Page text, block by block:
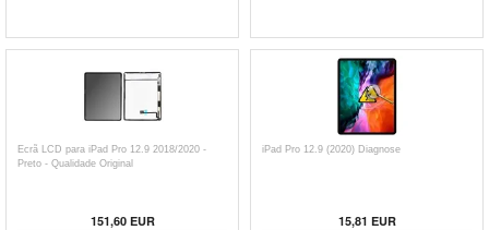
Ecrã LCD para iPad Pro 12.9 2018/2020 -
Preto - Qualidade Original
151,60EUR
iPad Pro 12.9 (2020) Diagnose
15,81 EUR